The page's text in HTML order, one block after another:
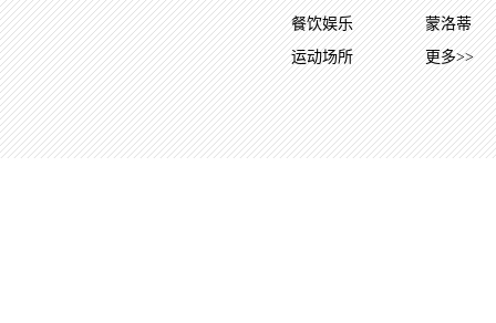
餐饮娱乐
运动场所
蒙洛蒂
更多>>